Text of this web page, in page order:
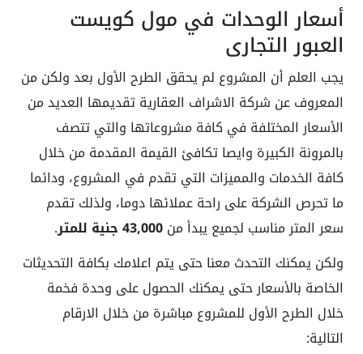
أسعار الوحدات في مول كويست
العبور التجاري
يجب العلم أن المشروع لم يحقق الطرح الأول بعد ولكن من
المعروف عن شركة الاشراف العقارية تقديمها العديد من
الأسعار المختلفة في كافة مشروعاتها والتي تتصف
بالمرونة الكبيرة وايصا تكافئ القيمة المقدمة من خلال
كافة الخدمات والمميزات التي تقدم في المشروع، ودائما
ما تحرص الشركة على راحة عملائها دوما، ولذلك تقدم
سعر المتر مناسب لجميع يبدأ من43,000 جنية للمتر
.
ولكن يمكنك التحدث معنا حتى يتم اعلامك بكافة التحديثات
الخاصة بالأسعار حتى يمكنك الحصول على وحدة فخمة
خلال الطرح الأول للمشروع مباشرة من خلال الارقام
التالية: